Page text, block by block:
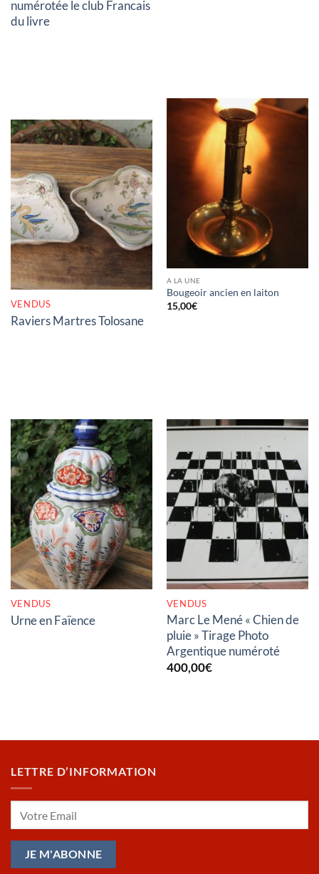
numérotée le club Francais
du livre
RUPTURE DE STOCK
VENDUS
Raviers Martres Tolosane
A LA UNE
Bougeoir ancien en laiton
15,00€
RUPTURE DE STOCK
VENDUS
Urne en Faïence
RUPTURE DE STOCK
VENDUS
Marc Le Mené « Chien de
pluie » Tirage Photo
Argentique numéroté
400,00€
LETTRE D’INFORMATION